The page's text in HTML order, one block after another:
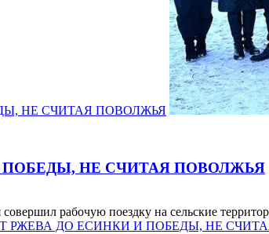
НЕ СЧИТАЯ ПОВОЛЖЬЯ
НЕ СЧИТАЯ ПОВОЛЖЬЯ
рабочую поездку на сельские
ОТ РЖЕВА ДО ЕСИНКИ И ПОБЕДЫ, НЕ